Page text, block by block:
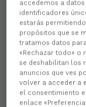
accedemos a
identificadores
estarás
propósitos que se
tratamos datos
«Rechazar todo» o
se deshabilitan los
anuncios que ves
volver a acceder a
el consentimiento
enlace